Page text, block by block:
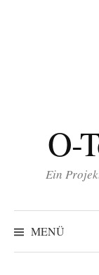
O-
Ein
MENÜ